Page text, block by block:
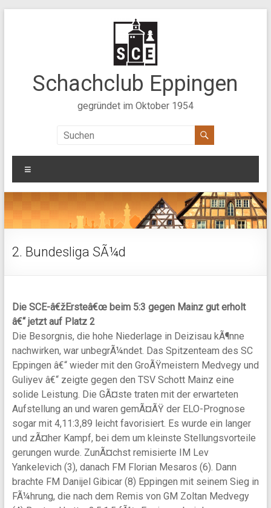
Schachclub Eppingen
gegründet im Oktober 1954
2. Bundesliga SÃ¼d
Die SCE-â€žErsteâ€œ beim 5:3 gegen Mainz gut erholt
â€“ jetzt auf Platz 2
Die Besorgnis, die hohe Niederlage in Deizisau kÃ¶nne
nachwirken, war unbegrÃ¼ndet. Das Spitzenteam des SC
Eppingen â€“ wieder mit den GroÃŸmeistern Medvegy und
Guliyev â€“ zeigte gegen den TSV Schott Mainz eine
solide Leistung. Die GÃ¤ste traten mit der erwarteten
Aufstellung an und waren gemÃ¤ÃŸ der ELO-Prognose
sogar mit 4,11:3,89 leicht favorisiert. Es wurde ein langer
und zÃ¤her Kampf, bei dem um kleinste Stellungsvorteile
gerungen wurde. ZunÃ¤chst remisierte IM Lev
Yankelevich (3), danach FM Florian Mesaros (6). Dann
brachte FM Danijel Gibicar (8) Eppingen mit seinem Sieg in
FÃ¼hrung, die nach dem Remis von GM Zoltan Medvegy